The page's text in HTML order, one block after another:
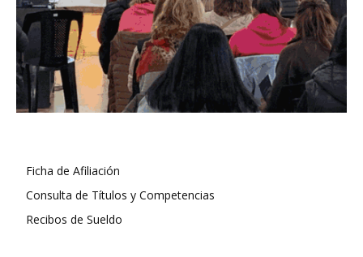
Ficha de Afiliación
Consulta de Títulos y Competencias
Recibos de Sueldo